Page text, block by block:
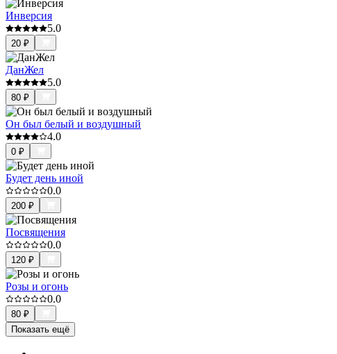
Инверсия
5.0
20 ₽
ДанЖел
5.0
80 ₽
Он был белый и воздушный
4.0
0 ₽
Будет день иной
0.0
200 ₽
Посвящения
0.0
120 ₽
Розы и огонь
0.0
80 ₽
Показать ещё